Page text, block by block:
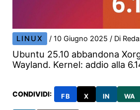
LINUX /10 Giugno 2025/ Di
Ubuntu 25.10 abbandona
Wayland. Kernel: addio alla
CONDIVIDI: FB X IN WA